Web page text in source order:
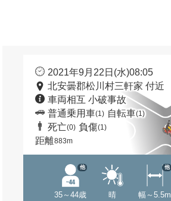
2021年9月22日(水)08:05
北安曇郡松川村三軒家 付近
車両相互 小破事故
普通乗用車(1) 自転車(1)
死亡(0) 負傷(1)
距離883m
35～44歳
他
晴 幅～5.5m
他